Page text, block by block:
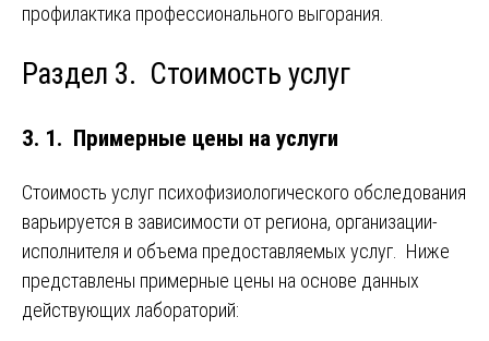
профилактика профессионального выгорания.
Раздел 3. Стоимость услуг
3. 1. Примерные цены на услуги
Стоимость услуг психофизиологического обследования
варьируется в зависимости от региона, организации-
исполнителя и объема предоставляемых услуг. Ниже
представлены примерные цены на основе данных
действующих лабораторий: